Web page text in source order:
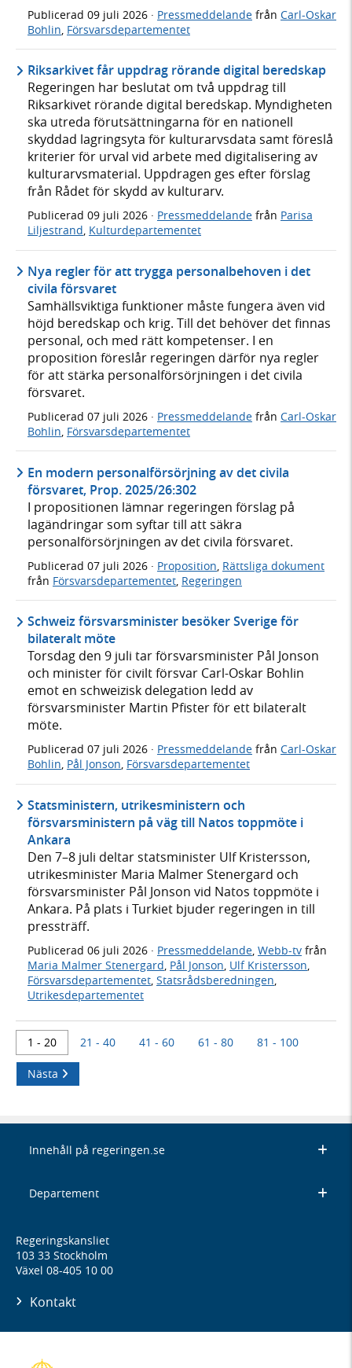
Publicerad 09 juli 2026 · Pressmeddelande från Carl-Oskar
Bohlin Försvarsdepartementet
Riksarkivet får uppdrag rörande digital beredskap
Regeringen har beslutat om två uppdrag till
Riksarkivet rörande digital beredskap. Myndigheten
ska utreda förutsättningarna för en nationell
skyddad lagringsyta för kulturarvsdata samt föreslå
kriterier för urval vid arbete med digitalisering av
kulturarvsmaterial. Uppdragen ges efter förslag
från Rådet för skydd av kulturarv.
Publicerad 09 juli 2026 · Pressmeddelande från Parisa
Liljestrand, Kulturdepartementet
Nya regler för att trygga personalbehoven i det
civila försvaret
Samhällsviktiga funktioner måste fungera även vid
höjd beredskap och krig. Till det behöver det finnas
personal, och med rätt kompetenser. I en
proposition föreslår regeringen därför nya regler
för att stärka personalförsörjningen i det civila
försvaret.
Publicerad 07 juli 2026 · Pressmeddelande från Carl-Oskar
Bohlin, Försvarsdepartementet
En modern personalförsörjning av det civila
försvaret, Prop. 2025/26:302
I propositionen lämnar regeringen förslag på
lagändringar som syftar till att säkra
personalförsörjningen av det civila försvaret.
Publicerad 07 juli 2026 · Proposition Rättsliga dokument
från Försvarsdepartementet Regeringen
Schweiz försvarsminister besöker Sverige för
bilateralt möte
Torsdag den 9 juli tar försvarsminister Pål Jonson
och minister för civilt försvar Carl-Oskar Bohlin
emot en schweizisk delegation ledd av
försvarsminister Martin Pfister för ett bilateralt
möte.
Publicerad 07 juli 2026 · Pressmeddelande från Carl-Oskar
Bohlin, Pål Jonson, Försvarsdepartementet
Statsministern, utrikesministern och
försvarsministern på väg till Natos toppmöte i
Ankara
Den 7–8 juli deltar statsminister Ulf Kristersson,
utrikesminister Maria Malmer Stenergard och
försvarsminister Pål Jonson vid Natos toppmöte i
Ankara. På plats i Turkiet bjuder regeringen in till
pressträff.
Publicerad 06 juli 2026 · Pressmeddelande, Webb-tv från
Maria Malmer Stenergard, Pål Jonson, Ulf Kristersson,
Försvarsdepartementet, Statsrådsberedningen,
Utrikesdepartementet
1 - 20 21 - 40 41 - 60 61 - 80 81 - 100
Nästa
Innehåll på regeringen.se
Departement
Regeringskansliet
103 33 Stockholm
Växel 08-405 10 00
Kontakt